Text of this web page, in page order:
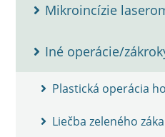
Mikroincízie
Iné operácie/
Plastická operácia
Liečba zeleného